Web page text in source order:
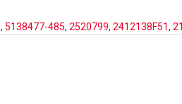
, 5138477-485, 2520799, 2412138F51,